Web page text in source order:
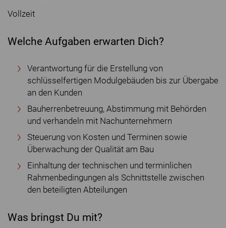
Vollzeit
Welche Aufgaben erwarten Dich?
Verantwortung für die Erstellung von
schlüsselfertigen Modulgebäuden bis zur Übergabe
an den Kunden
Bauherrenbetreuung, Abstimmung mit Behörden
und verhandeln mit Nachunternehmern
Steuerung von Kosten und Terminen sowie
Überwachung der Qualität am Bau
Einhaltung der technischen und terminlichen
Rahmenbedingungen als Schnittstelle zwischen
den beteiligten Abteilungen
Was bringst Du mit?